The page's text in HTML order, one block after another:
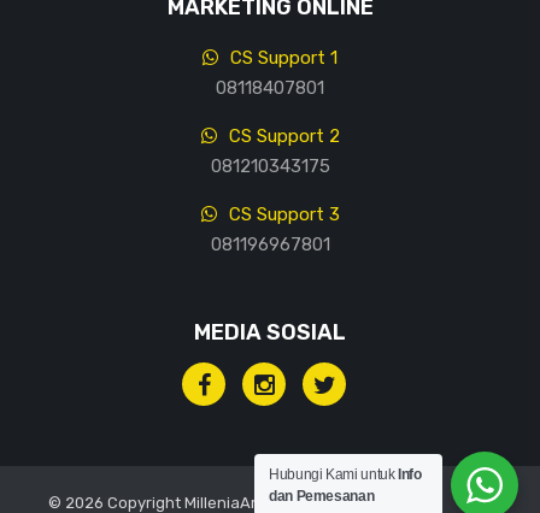
MARKETING ONLINE
CS Support 1
08118407801
CS Support 2
081210343175
CS Support 3
081196967801
MEDIA SOSIAL
© 2026 Copyright MilleniaArt, All rights reserved.
Hubungi Kami untuk Info
dan Pemesanan